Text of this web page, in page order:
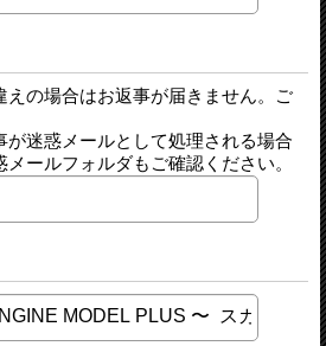
えの場合はお返事が届きません。ご
が迷惑メールとして処理される場合
ールフォルダもご確認ください。